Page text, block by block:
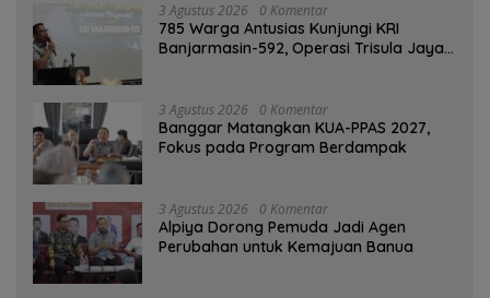
3 Agustus 2026 0 Komentar
785 Warga Antusias Kunjungi KRI
Banjarmasin-592, Operasi Trisula Jaya
3 Agustus 2026 0 Komentar
‎Banggar Matangkan KUA-PPAS 2027,
Fokus pada Program Berdampak
3 Agustus 2026 0 Komentar
‎Alpiya Dorong Pemuda Jadi Agen
Perubahan untuk Kemajuan Banua ‎